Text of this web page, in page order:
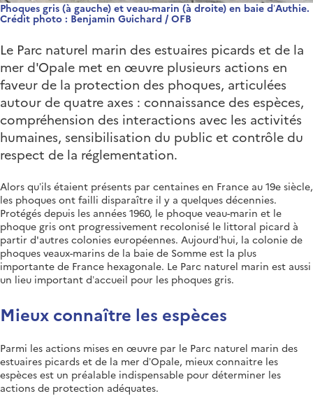
Phoques gris (à gauche) et veau-marin (à droite) en baie d’Authie.
Crédit photo : Benjamin Guichard / OFB
Le Parc naturel marin des estuaires picards et de la
mer d'Opale met en œuvre plusieurs actions en
faveur de la protection des phoques, articulées
autour de quatre axes : connaissance des espèces,
compréhension des interactions avec les activités
humaines, sensibilisation du public et contrôle du
respect de la réglementation.
Alors qu’ils étaient présents par centaines en France au 19e siècle,
les phoques ont failli disparaître il y a quelques décennies.
Protégés depuis les années 1960, le phoque veau-marin et le
phoque gris ont progressivement recolonisé le littoral picard à
partir d'autres colonies européennes. Aujourd’hui, la colonie de
phoques veaux-marins de la baie de Somme est la plus
importante de France hexagonale. Le Parc naturel marin est aussi
un lieu important d’accueil pour les phoques gris.
Mieux connaître les espèces
Parmi les actions mises en œuvre par le Parc naturel marin des
estuaires picards et de la mer d’Opale, mieux connaitre les
espèces est un préalable indispensable pour déterminer les
actions de protection adéquates.